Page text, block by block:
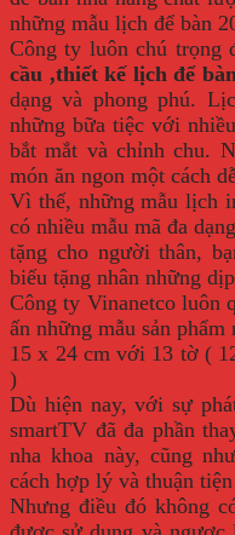
những mẫu lịch để bàn
Công ty luôn chú trọng
cầu ,thiết kế lịch để
dạng và phong phú.
những bữa tiệc với
bắt mắt và chỉnh chu.
món ăn ngon một cách
Vì thế, những mẫu lịch
có nhiều mẫu mã đa
tặng cho người thân,
biếu tặng nhân những
Công ty Vinanetco luôn
ấn những mẫu sản
15 x 24 cm với 13 tờ (
)
Dù hiện nay, với sự
smartTV đã đa phần
nha khoa này, cũng
cách hợp lý và thuận
Nhưng điều đó không